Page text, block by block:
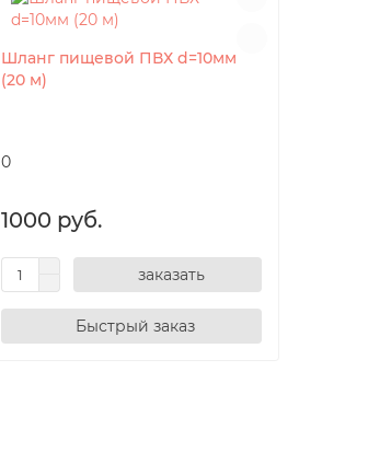
Шланг пищевой ПВХ d=10мм
(20 м)
0
1000 руб.
заказать